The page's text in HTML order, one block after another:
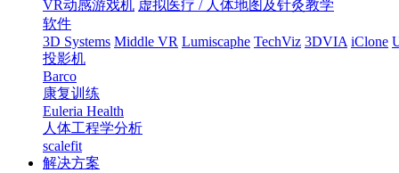
VR动感游戏机 虚拟医疗 / 人体地图及针灸教学
软件
3D Systems Middle VR Lumiscaphe TechViz 3DVIA iClone
投影机
Barco
康复训练
Euleria Health
人体工程学分析
scalefit
解决方案